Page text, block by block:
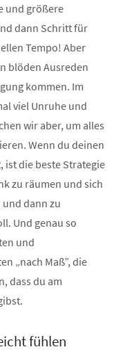
und größere
dann Schritt für
Tempo! Aber
blöden Ausreden
kommen. Im
viel Unruhe und
wir aber, um alles
Wenn du deinen
die beste Strategie
zu räumen und sich
dann zu
Und genau so
und
„nach Maß”, die
dass du am
fühlen